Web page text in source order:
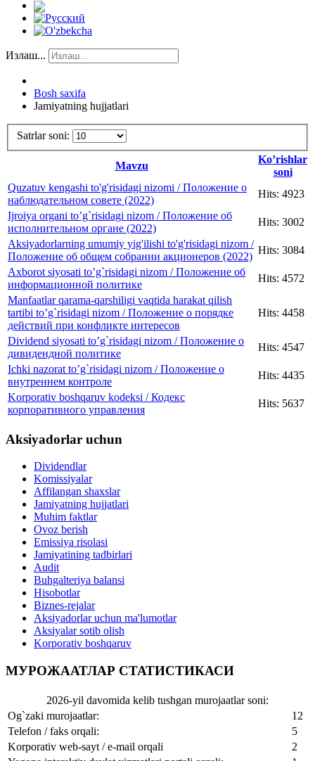
Излаш...
Bosh saxifa
Jamiyatning hujjatlari
Satrlar soni:
Mavzu
Ko’rishlar
soni
Quzatuv kengashi to'g'risidagi nizomi / Положение о
наблюдательном совете (2022)
Hits: 4923
Ijroiya organi to’g`risidagi nizom / Положение об
исполнительном органе (2022)
Hits: 3002
Aksiyadorlarning umumiy yig'ilishi to'g'risidagi nizom /
Положение об общем собрании акционеров (2022)
Hits: 3084
Axborot siyosati to’g`risidagi nizom / Положение об
информационной политике
Hits: 4572
Manfaatlar qarama-qarshiligi vaqtida harakat qilish
tartibi to’g`risidagi nizom / Положение о порядке
действий при конфликте интересов
Hits: 4458
Dividend siyosati to’g`risidagi nizom / Положение о
дивидендной политике
Hits: 4547
Ichki nazorat to’g`risidagi nizom / Положение о
внутреннем контроле
Hits: 4435
Korporativ boshqaruv kodeksi / Кодекс
корпоративного управления
Hits: 5637
Aksiyadorlar uchun
Dividendlar
Komissiyalar
Affilangan shaxslar
Jamiyatning hujjatlari
Muhim faktlar
Ovoz berish
Emissiya risolasi
Jamiyatining tadbirlari
Audit
Buhgalteriya balansi
Hisobotlar
Biznes-rejalar
Aksiyadorlar uchun ma'lumotlar
Aksiyalar sotib olish
Korporativ boshqaruv
МУРОЖААТЛАР СТАТИСТИКАСИ
2026-yil davomida kelib tushgan murojaatlar soni:
Og`zaki murojaatlar:
12
Telefon / faks orqali:
5
Korporativ web-sayt / e-mail orqali
2